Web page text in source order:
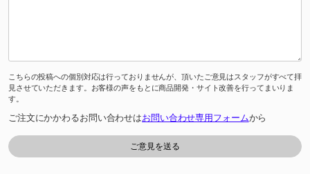
こちらの投稿への個別対応は行っておりませんが、頂いたご意見はスタッフがすべて拝
見させていただきます。お客様の声をもとに商品開発・サイト改善を行ってまいりま
す。
ご注文にかかわるお問い合わせはお問い合わせ専用フォームから